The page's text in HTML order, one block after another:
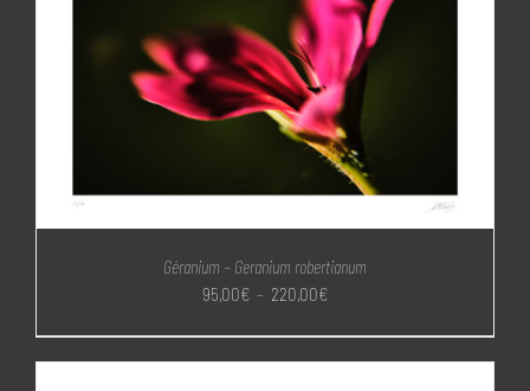
Géranium – Geranium robertianum
95,00€ – 220,00€